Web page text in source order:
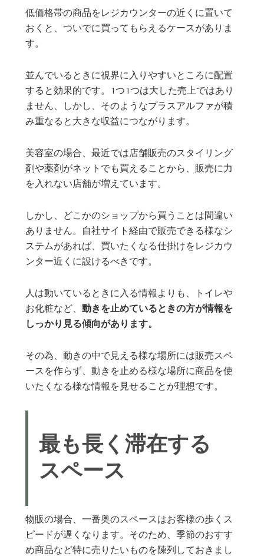
低価格帯の商品をレジカウンターの近くに置いて
おくと、ついでに買ってもらえるケースがありま
す。
並んでいるときに視界に入りやすいところに配置
すると効果的です。1つ1つは大した売上ではあり
ません、しかし、そのようなプラスアルファが積
み重なると大きな収益につながります。
美容室の場合、最近では店舗販売のスタイリング
剤や薬剤がネットでも買えることから、販売に力
を入れない店舗が増えています。
しかし、どこかのショップから買うことは間違い
ありません。自社サイト経由で販売できる様なシ
ステムがあれば、買いたくなる仕掛けをレジカウ
ンター近くに設けるべきです。
人は動いているときに入る情報よりも、トイレや
お化粧など、動きを止めているときの方が情報を
しっかり見る傾向があります。
その為、動きの中で見える様な場所には販売スペ
ースを作らず、動きを止める様な場所に商品を使
いたくなる様な情報を見せることが理想です。
最も長く滞在する
スペース
物販の場合、一番奥のスペースはお客様の歩くス
ピードが遅くなります。そのため、季節のおすす
め商品など特に売りたいものを陳列しておきまし